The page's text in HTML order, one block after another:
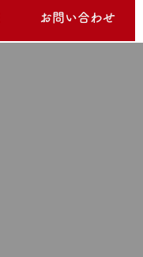
お問い合わせ